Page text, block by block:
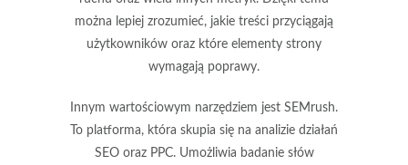
można lepiej zrozumieć, jakie treści przyciągają
użytkowników oraz które elementy strony
wymagają poprawy.
Innym wartościowym narzędziem jest SEMrush.
To platforma, która skupia się na analizie działań
SEO oraz PPC. Umożliwia badanie słów